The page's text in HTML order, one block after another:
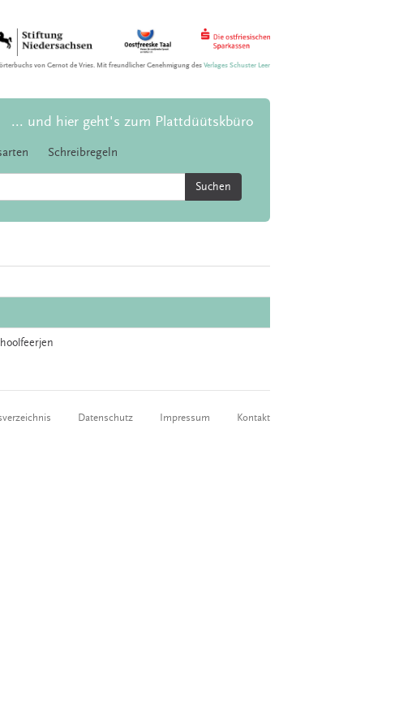
von Gernot de Vries. Mit freundlicher Genehmigung desVerlages Schuster Leer
... und hier geht's zum Plattdüütskbüro
Schreibregeln
Suchen
Datenschutz Impressum Kontakt